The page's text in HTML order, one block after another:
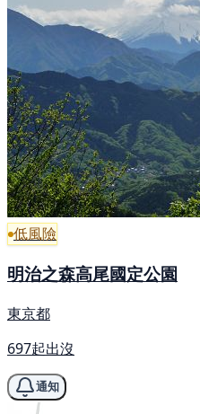
低風險
明治之森高尾國定公園
東京都
697起出沒
通知